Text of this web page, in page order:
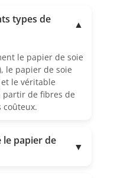
types de
▼
le papier de soie
le papier de soie
le véritable
partir de fibres de
coûteux.
papier de
▼